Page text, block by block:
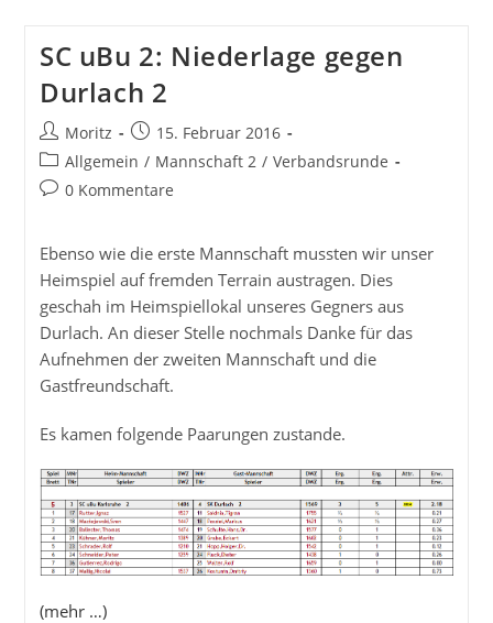
SC uBu 2: Niederlage gegen
Durlach 2
Beitrags-
Autor:
Moritz
Beitrag
veröffentlicht:
15. Februar 2016
Beitrags-
Kategorie:
Allgemein / Mannschaft 2 / Verbandsrunde
Beitrags-
0 Kommentare
Ebenso wie die erste Mannschaft mussten wir unser
Heimspiel auf fremden Terrain austragen. Dies
geschah im Heimspiellokal unseres Gegners aus
Durlach. An dieser Stelle nochmals Danke für das
Aufnehmen der zweiten Mannschaft und die
Gastfreundschaft.
Es kamen folgende Paarungen zustande.
(mehr …)